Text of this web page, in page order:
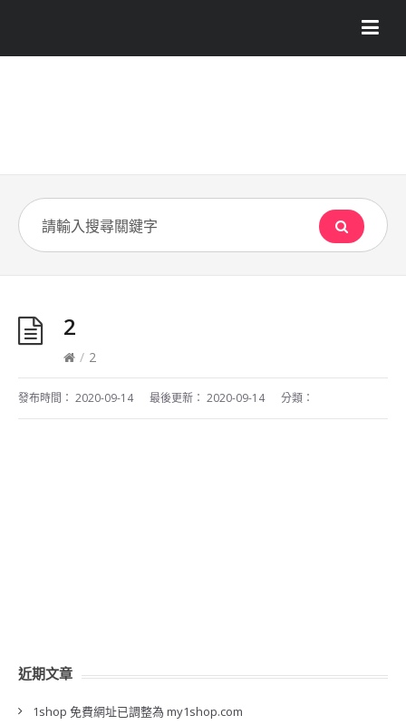
2
/ 2
發布時間： 2020-09-14 最後更新： 2020-09-14 分類：
近期文章
1shop 免費網址已調整為 my1shop.com